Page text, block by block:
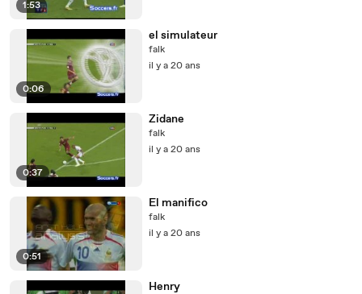
1:53
0:06
el simulateur
falk
il y a 20 ans
0:37
Zidane
falk
il y a 20 ans
0:51
El manifico
falk
il y a 20 ans
Henry